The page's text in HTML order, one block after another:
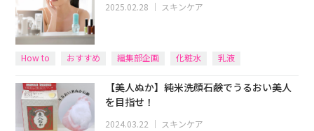
2025.02.28 ｜ スキンケア
How to おすすめ 編集部企画 化粧水 乳液
【美人ぬか】純米洗顔石鹸でうるおい美人
を目指せ！
2024.03.22 ｜ スキンケア